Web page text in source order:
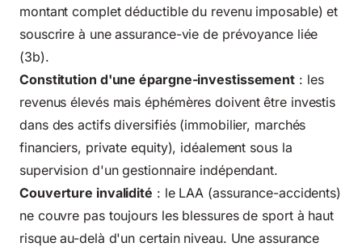
montant complet déductible du revenu imposable) et
souscrire à une assurance-vie de prévoyance liée
(3b).
Constitution d'une épargne-investissement : les
revenus élevés mais éphémères doivent être investis
dans des actifs diversifiés (immobilier, marchés
financiers, private equity), idéalement sous la
supervision d'un gestionnaire indépendant.
Couverture invalidité : le LAA (assurance-accidents)
ne couvre pas toujours les blessures de sport à haut
risque au-delà d'un certain niveau. Une assurance